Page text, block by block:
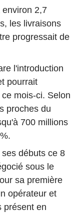
environ 2,7
les livraisons
progressait de
l'introduction
pourrait
mois-ci. Selon
proches du
700 millions
débuts ce 8
sous le
sa première
opérateur et
présent en